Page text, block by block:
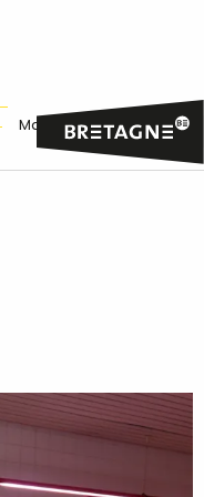
Maison Le Quéré